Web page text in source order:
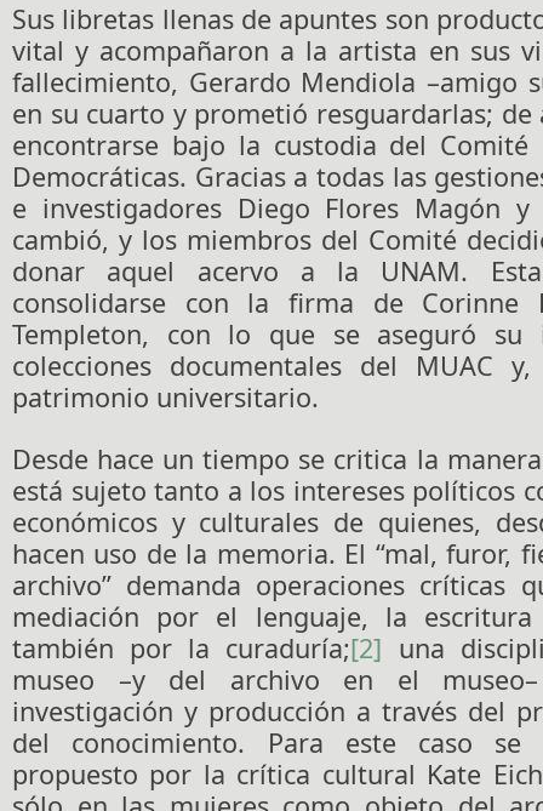
Sus libretas llenas de apuntes son
vital y acompañaron a la artista en sus
fallecimiento, Gerardo Mendiola –amigo
en su cuarto y prometió resguardarlas;
encontrarse bajo la custodia del Comité
Democráticas. Gracias a todas las
e investigadores Diego Flores Magón
cambió, y los miembros del Comité
donar aquel acervo a la UNAM.
consolidarse con la firma de Corinne
Templeton, con lo que se aseguró su
colecciones documentales del MUAC
patrimonio universitario.
Desde hace un tiempo se critica la
está sujeto tanto a los intereses políticos
económicos y culturales de quienes,
hacen uso de la memoria. El “mal, furor,
archivo” demanda operaciones críticas
mediación por el lenguaje, la
también por la curaduría;[2] una
museo –y del archivo en el
investigación y producción a través del
del conocimiento. Para este caso
propuesto por la crítica cultural Kate